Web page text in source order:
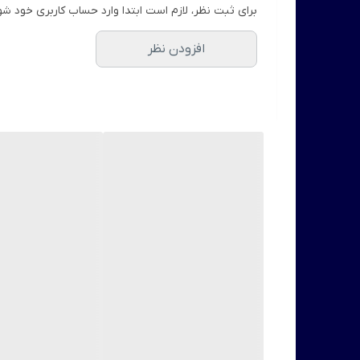
برای ثبت نظر، لازم است ابتدا وارد حساب کاربری خود
افزودن نظر